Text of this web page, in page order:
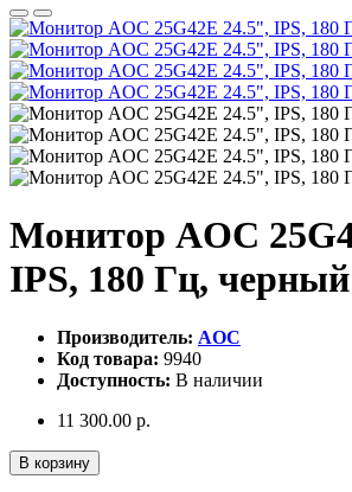
Монитор AOC
IPS, 180 Гц, черный
Производитель: AOC
Код товара: 9940
Доступность: В наличии
11 300.00 р.
В корзину